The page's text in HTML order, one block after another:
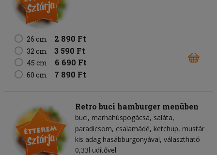
26 cm 2 890 Ft
32 cm 3 590 Ft
45 cm 6 690 Ft
60 cm 7 890 Ft
Retro buci hamburger menüben
buci marhahúspogácsa saláta
paradicsom csalamádé ketchup mustár
kis adag hasábburgonyával, választható
0,33l üdítővel